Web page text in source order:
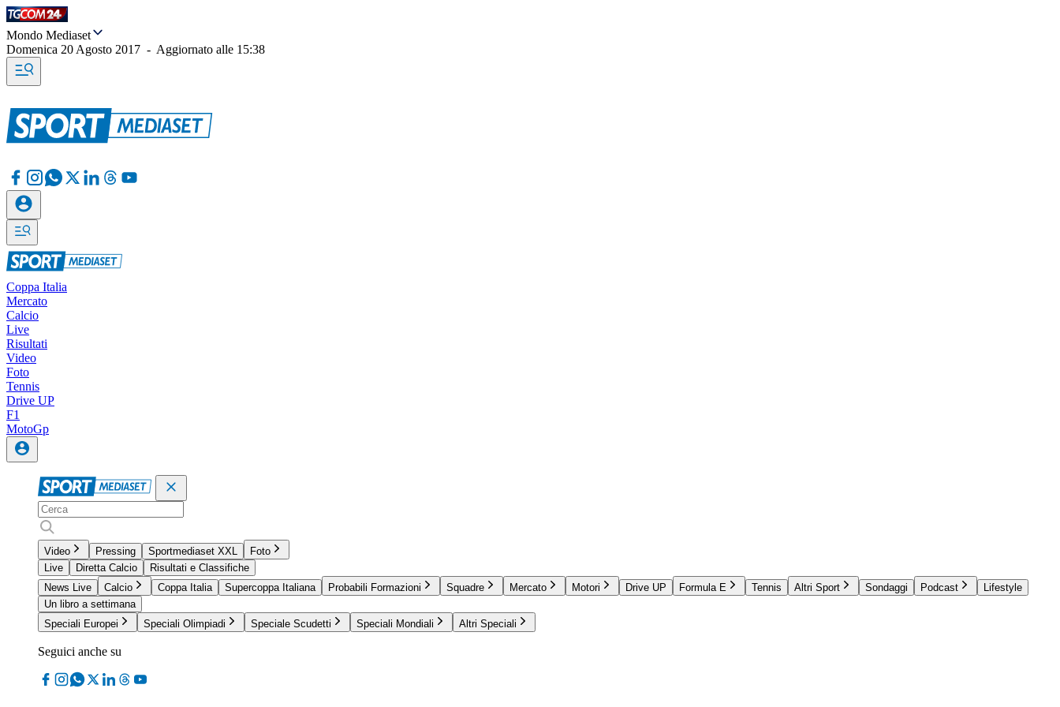
Mondo Mediaset
Domenica 20 Agosto 2017 - Aggiornato alle 15:38
Coppa Italia
Mercato
Calcio
Live
Risultati
Video
Foto
Tennis
Drive UP
F1
MotoGp
Video Pressing Sportmediaset XXL
Foto
Live
Diretta Calcio
Risultati e Classifiche
News Live
Calcio Coppa Italia Supercoppa Italiana Probabili Formazioni Squadre Mercato Motori Drive UP Formula E Tennis Altri Sport Sondaggi Podcast
Lifestyle
Un libro a settimana
Speciali Europei
Speciali Olimpiadi Speciale Scudetti Speciali Mondiali Altri Speciali
Seguici anche su